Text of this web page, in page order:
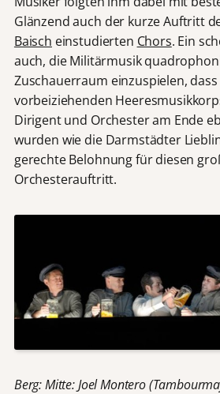
Glänzend auch der kurze Auftritt
Baisch einstudierten Chors. Ein
auch, die Militärmusik
Zuschauerraum einzuspielen,
vorbeiziehenden
Dirigent und Orchester am Ende
wurden wie die Darmstädter
gerechte Belohnung für diesen
Orchesterauftritt.
Berg: Mitte: Joel Montero